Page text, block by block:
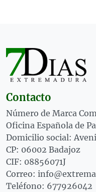
Contacto
Número de Marca
Oficina Española de
Domicilio social:
CP: 06002 Badajoz
CIF: 08856071J
Correo:
Teléfono: 677926042